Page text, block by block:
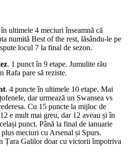
ultimele 4 meciuri înseamnă că
numită Best of the rest, lăsându-le pe
locul 7 la final de sezon.
. 1 punct în 9 etape. Jumulite rău
Rafa pare să reziste.
. 4 puncte în ultimele 10 etape. Mai
dar urmează un Swansea vs
Cu 15 puncte la mijloc de
e mult mai greu, dar 12 aveau și în
punct. Până la final de ianuarie
meciuri cu Arsenal și Spurs.
Țara Galilor doar cu victorii împotriva